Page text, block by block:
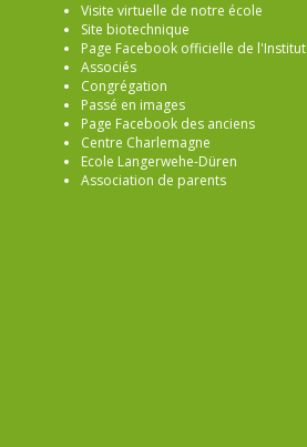
Visite virtuelle de notre école
Site biotechnique
Page Facebook officielle de l'Institut
Associés
Congrégation
Passé en images
Page Facebook des anciens
Centre Charlemagne
Ecole Langerwehe-Düren
Association de parents